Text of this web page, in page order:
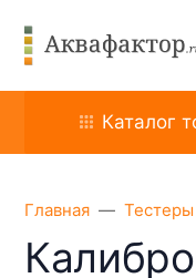
Каталог
Главная Тестеры